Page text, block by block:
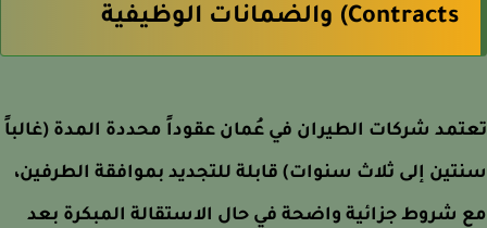
Contracts) والضمانات الوظيفية
شركات الطيران في عُمان عقوداً محددة المدة (غالباً
إلى ثلاث سنوات) قابلة للتجديد بموافقة الطرفين،
شروط جزائية واضحة في حال الاستقالة المبكرة بعد